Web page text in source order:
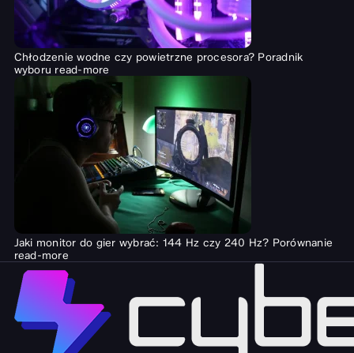
Chłodzenie wodne czy powietrzne procesora? Poradnik
wyboru read-more
Jaki monitor do gier wybrać: 144 Hz czy 240 Hz? Porównanie
read-more